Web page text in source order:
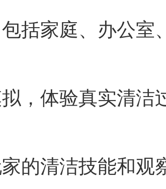
括家庭、办公室
，体验真实清洁
的清洁技能和观